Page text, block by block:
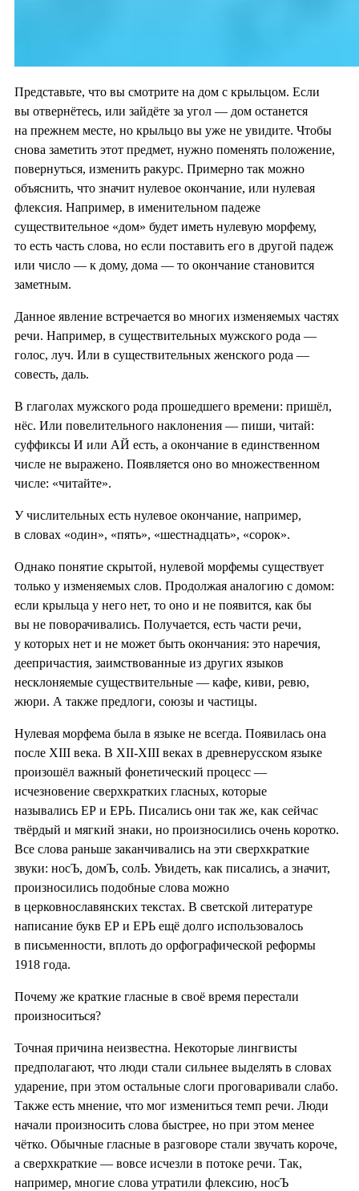
Представьте, что вы смотрите на дом с крыльцом. Если
вы отвернётесь, или зайдёте за угол — дом останется
на прежнем месте, но крыльцо вы уже не увидите. Чтобы
снова заметить этот предмет, нужно поменять положение,
повернуться, изменить ракурс. Примерно так можно
объяснить, что значит нулевое окончание, или нулевая
флексия. Например, в именительном падеже
существительное «дом» будет иметь нулевую морфему,
то есть часть слова, но если поставить его в другой падеж
или число — к дому, дома — то окончание становится
заметным.
Данное явление встречается во многих изменяемых частях
речи. Например, в существительных мужского рода —
голос, луч. Или в существительных женского рода —
совесть, даль.
В глаголах мужского рода прошедшего времени: пришёл,
нëс. Или повелительного наклонения — пиши, читай:
суффиксы И или АЙ есть, а окончание в единственном
числе не выражено. Появляется оно во множественном
числе: «читайте».
У числительных есть нулевое окончание, например,
в словах «один», «пять», «шестнадцать», «сорок».
Однако понятие скрытой, нулевой морфемы существует
только у изменяемых слов. Продолжая аналогию с домом:
если крыльца у него нет, то оно и не появится, как бы
вы не поворачивались. Получается, есть части речи,
у которых нет и не может быть окончания: это наречия,
деепричастия, заимствованные из других языков
несклоняемые существительные — кафе, киви, ревю,
жюри. А также предлоги, союзы и частицы.
Нулевая морфема была в языке не всегда. Появилась она
после XIII века. В XII-XIII веках в древнерусском языке
произошёл важный фонетический процесс —
исчезновение сверхкратких гласных, которые
назывались ЕР и ЕРЬ. Писались они так же, как сейчас
твёрдый и мягкий знаки, но произносились очень коротко.
Все слова раньше заканчивались на эти сверхкраткие
звуки: носЪ, домЪ, солЬ. Увидеть, как писались, а значит,
произносились подобные слова можно
в церковнославянских текстах. В светской литературе
написание букв ЕР и ЕРЬ ещё долго использовалось
в письменности, вплоть до орфографической реформы
1918 года.
Почему же краткие гласные в своё время перестали
произноситься?
Точная причина неизвестна. Некоторые лингвисты
предполагают, что люди стали сильнее выделять в словах
ударение, при этом остальные слоги проговаривали слабо.
Также есть мнение, что мог измениться темп речи. Люди
начали произносить слова быстрее, но при этом менее
чётко. Обычные гласные в разговоре стали звучать короче,
а сверхкраткие — вовсе исчезли в потоке речи. Так,
например, многие слова утратили флексию, носЪ